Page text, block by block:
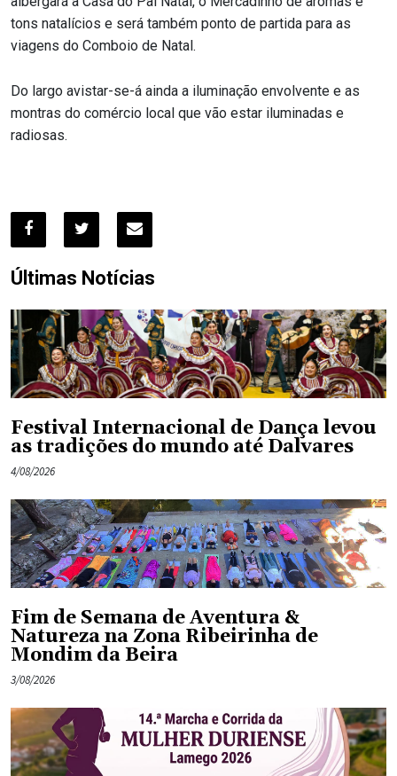
tons natalícios e será também ponto de partida para as
viagens do Comboio de Natal.
Do largo avistar-se-á ainda a iluminação envolvente e as
montras do comércio local que vão estar iluminadas e
radiosas.
Últimas Notícias
Festival Internacional de Dança levou
as tradições do mundo até Dalvares
4/08/2026
Fim de Semana de Aventura &
Natureza na Zona Ribeirinha de
Mondim da Beira
3/08/2026